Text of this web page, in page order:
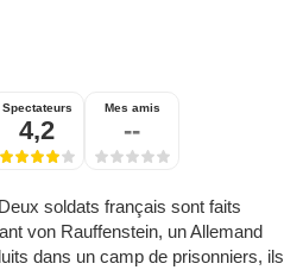
Spectateurs
4,2
Mes amis
--
soldats français sont faits
von Rauffenstein, un Allemand
dans un camp de prisonniers, ils